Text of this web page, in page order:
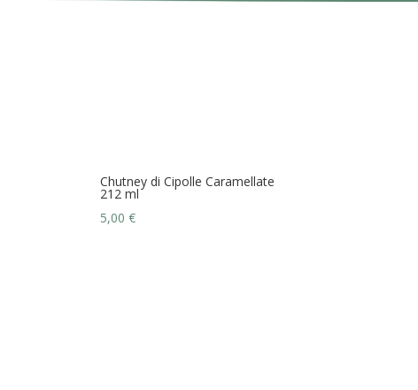
Chutney di Cipolle Caramellate
212 ml
5,00€